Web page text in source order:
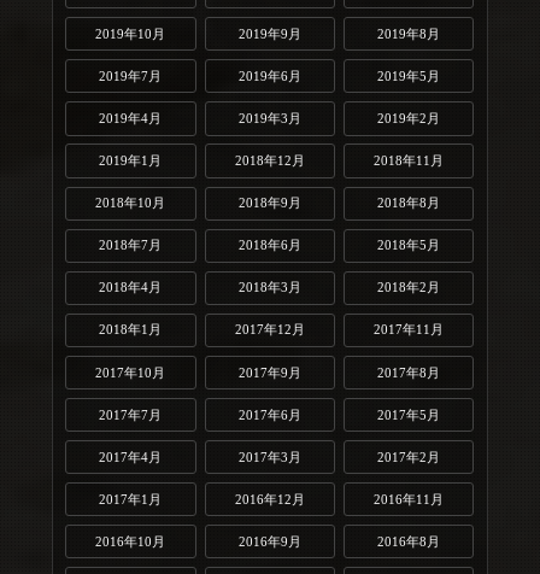
2019年10月 2019年9月 2019年8月
2019年7月 2019年6月 2019年5月
2019年4月 2019年3月 2019年2月
2019年1月 2018年12月 2018年11月
2018年10月 2018年9月 2018年8月
2018年7月 2018年6月 2018年5月
2018年4月 2018年3月 2018年2月
2018年1月 2017年12月 2017年11月
2017年10月 2017年9月 2017年8月
2017年7月 2017年6月 2017年5月
2017年4月 2017年3月 2017年2月
2017年1月 2016年12月 2016年11月
2016年10月 2016年9月 2016年8月